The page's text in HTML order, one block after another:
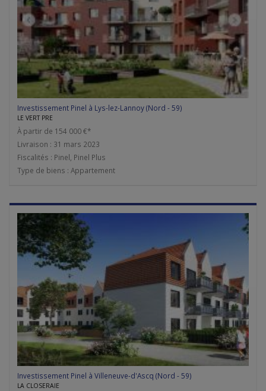
Investissement Pinel à Lys-lez-Lannoy (Nord - 59)
LE VERT PRE
À partir de 154 000 €*
Livraison : 31 mars 2023
Fiscalités : Pinel, Pinel Plus
Type de biens : Appartement
Investissement Pinel à Villeneuve-d'Ascq (Nord - 59)
LA CLOSERAIE